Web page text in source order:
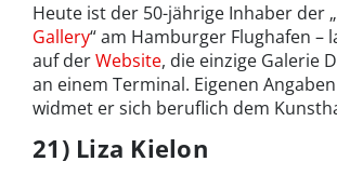
Heute ist der 50-jährige Inhaber der „
Gallery“ am Hamburger Flughafen –
auf derWebsite, die einzige Galerie
an einem Terminal. Eigenen
widmet er sich beruflich dem
21) Liza Kielon